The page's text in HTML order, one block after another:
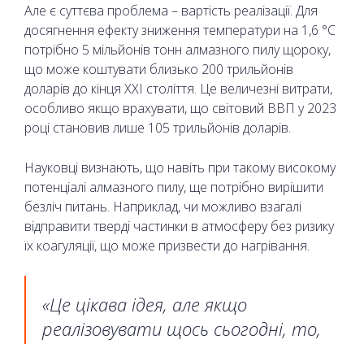
Але є суттєва проблема – вартість реалізації. Для
досягнення ефекту зниження температури на 1,6 °C
потрібно 5 мільйонів тонн алмазного пилу щороку,
що може коштувати близько 200 трильйонів
доларів до кінця XXI століття. Це величезні витрати,
особливо якщо врахувати, що світовий ВВП у 2023
році становив лише 105 трильйонів доларів.
Науковці визнають, що навіть при такому високому
потенціалі алмазного пилу, ще потрібно вирішити
безліч питань. Наприклад, чи можливо взагалі
відправити тверді частинки в атмосферу без ризику
їх коагуляції, що може призвести до нагрівання.
«Це цікава ідея, але якщо
реалізовувати щось сьогодні, то,